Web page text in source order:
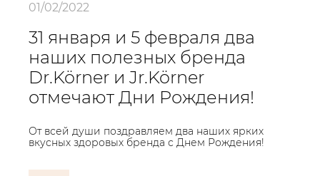
01/02/2022
31 января и 5 февраля два
наших полезных бренда
Dr.Körner и Jr.Körner
отмечают Дни Рождения!
От всей души поздравляем два наших ярких
вкусных здоровых бренда с Днем Рождения!